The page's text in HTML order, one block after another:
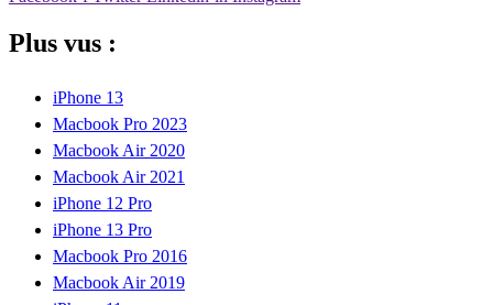
Plus vus :
iPhone 13
Macbook Pro 2023
Macbook Air 2020
Macbook Air 2021
iPhone 12 Pro
iPhone 13 Pro
Macbook Pro 2016
Macbook Air 2019